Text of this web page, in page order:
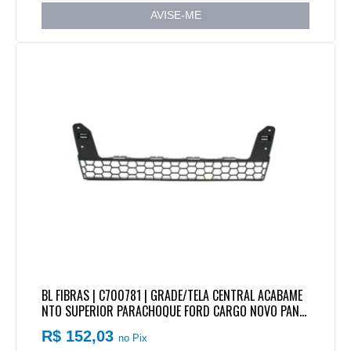
AVISE-ME
BL FIBRAS | C700781 | GRADE/TELA CENTRAL ACABAME
NTO SUPERIOR PARACHOQUE FORD CARGO NOVO PAND
A 2012..
R$ 152,03no Pix